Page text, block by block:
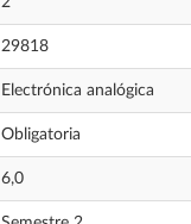
29818
Electrónica analógica
Obligatoria
6,0